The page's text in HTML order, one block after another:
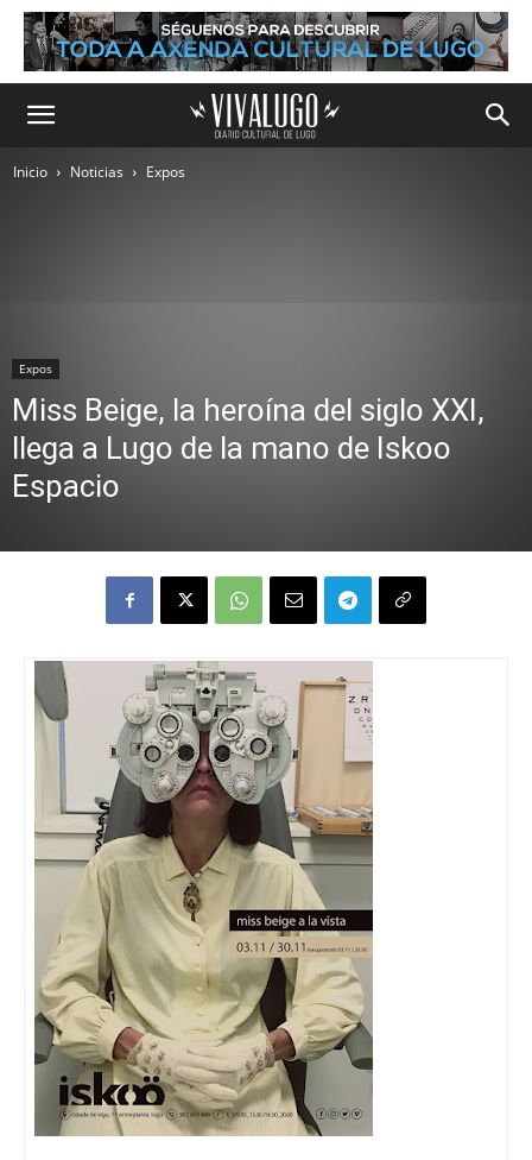
Inicio Noticias Expos
Expos
Miss Beige, la heroína del siglo XXI,
llega a Lugo de la mano de Iskoo
Espacio